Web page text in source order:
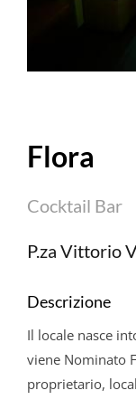
Flora
Cocktail Bar
P.za Vittorio
Descrizione
Il locale nasce
viene Nominato
proprietario,